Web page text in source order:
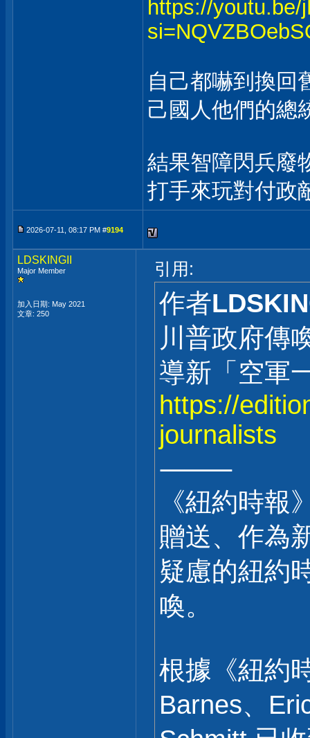
https://youtu.be/
自己都嚇到換回
己國人他們的總
結果智障閃兵廢
打手來玩對付政
2026-07-11, 08:17 PM #9194
LDSKINGII
Major Member
加入日期: May 2021
文章: 250
引用:
作者
川普政府傳
導新「空軍
https://
journalists
⸻
《紐約時報
贈送、作為
疑慮的紐約
喚。
根據《紐約
Barnes、